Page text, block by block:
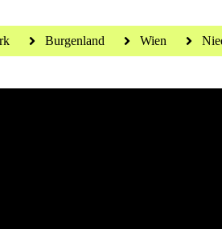
Burgenland Wien